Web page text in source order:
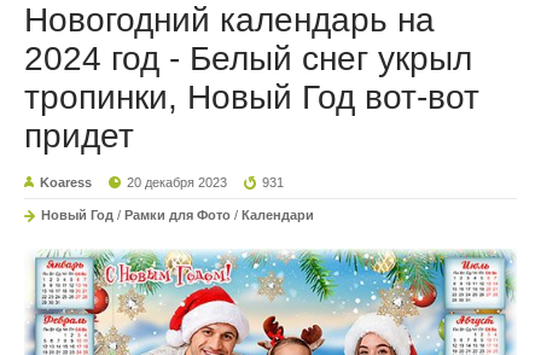
Новогодний календарь на
2024 год - Белый снег укрыл
тропинки, Новый Год вот-вот
придет
Koaress 20 декабря 2023 931
Новый Год / Рамки для Фото / Календари